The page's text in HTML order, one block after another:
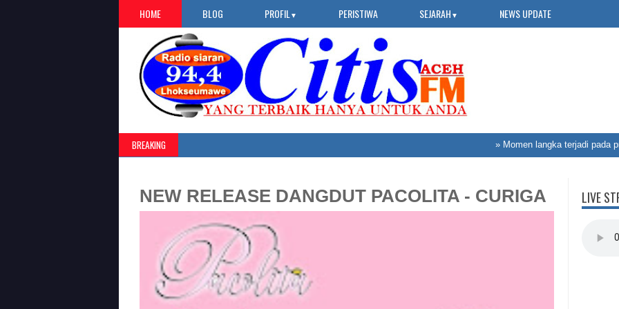
HOME BLOG PROFIL ▼ PERISTIWA SEJARAH ▼ NEWS UPDATE
BREAKING Momen langka terjadi pada
NEW RELEASE DANGDUT PACOLITA - CURIGA LIVE